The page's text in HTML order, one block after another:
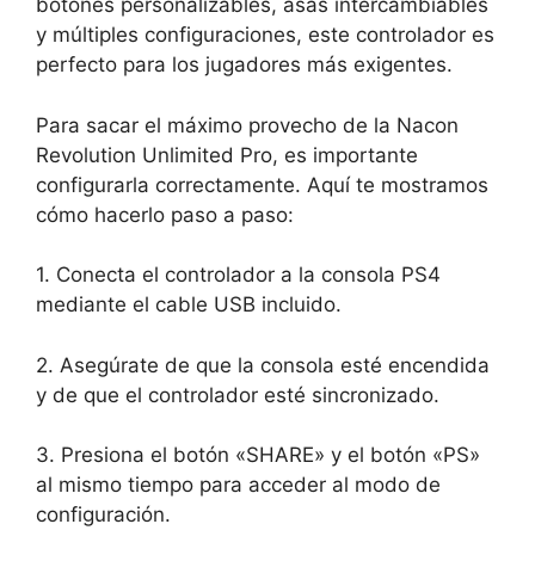
botones personalizables, asas intercambiables
y múltiples configuraciones, este controlador es
perfecto para los jugadores más exigentes.
Para sacar el máximo provecho de la Nacon
Revolution Unlimited Pro, es importante
configurarla correctamente. Aquí te mostramos
cómo hacerlo paso a paso:
1. Conecta el controlador a la consola PS4
mediante el cable USB incluido.
2. Asegúrate de que la consola esté encendida
y de que el controlador esté sincronizado.
3. Presiona el botón «SHARE» y el botón «PS»
al mismo tiempo para acceder al modo de
configuración.